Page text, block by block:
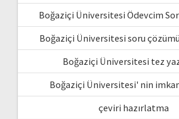
Boğaziçi Üniversitesi Ödevcim
Boğaziçi Üniversitesi soru
Boğaziçi Üniversitesi tez
Boğaziçi Üniversitesi' nin
çeviri hazırlatma